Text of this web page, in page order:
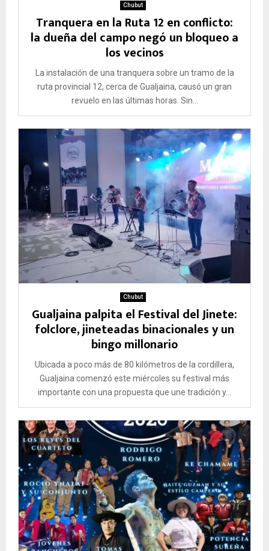
Chubut
Tranquera en la Ruta 12 en conflicto:
la dueña del campo negó un bloqueo a
los vecinos
La instalación de una tranquera sobre un tramo de la
ruta provincial 12, cerca de Gualjaina, causó un gran
revuelo en las últimas horas. Sin...
Chubut
Gualjaina palpita el Festival del Jinete:
folclore, jineteadas binacionales y un
bingo millonario
Ubicada a poco más de 80 kilómetros de la cordillera,
Gualjaina comenzó este miércoles su festival más
importante con una propuesta que une tradición y...